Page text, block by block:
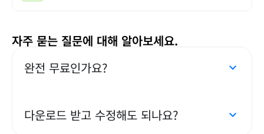
자주 묻는 질문에 대해 알아보세요.
완전 무료인가요?
다운로드 받고 수정해도 되나요?